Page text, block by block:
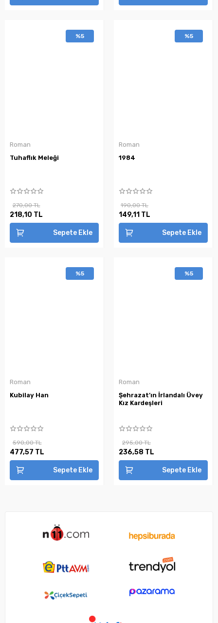
%5
Roman
Tuhaflık Meleği
270,00 TL
218,10 TL
Sepete Ekle
%5
Roman
1984
190,00 TL
149,11 TL
Sepete Ekle
%5
Roman
Kubilay Han
590,00 TL
477,57 TL
Sepete Ekle
%5
Roman
Şehrazat’ın İrlandalı Üvey
Kız Kardeşleri
295,00 TL
236,58 TL
Sepete Ekle